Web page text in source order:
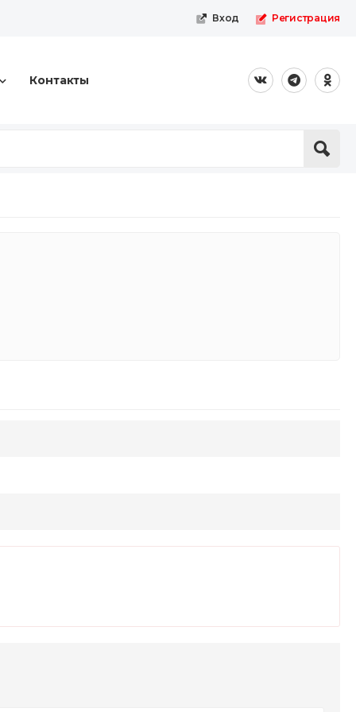
Вход Регистрация
Контакты